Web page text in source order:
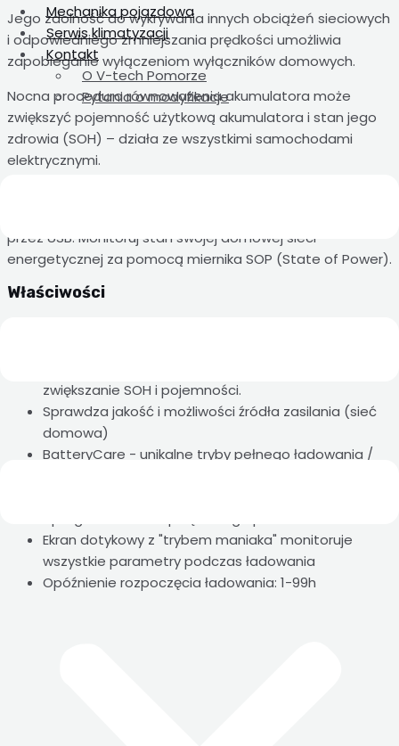
Mechanika pojazdowa
Serwis klimatyzacji
Kontakt
O V-tech Pomorze
Pytania o modyfikacje
Jego zdolność do wykrywania innych obciążeń sieciowych
i odpowiedniego zmniejszania prędkości umożliwia
zapobieganie wyłączeniom wyłączników domowych.
Nocna procedura równoważenia akumulatora może
zwiększyć pojemność użytkową akumulatora i stan jego
zdrowia (SOH) – działa ze wszystkimi samochodami
elektrycznymi.
przez USB. Monitoruj stan swojej domowej sieci
energetycznej za pomocą miernika SOP (State of Power).
Właściwości
zwiększanie SOH i pojemności.
Sprawdza jakość i możliwości źródła zasilania (sieć
domowa)
BatteryCare - unikalne tryby pełnego ładowania /
Ekran dotykowy z "trybem maniaka" monitoruje
wszystkie parametry podczas ładowania
Opóźnienie rozpoczęcia ładowania: 1-99h